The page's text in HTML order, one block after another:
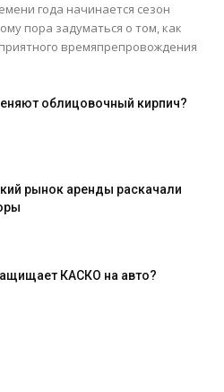
года начинается сезон
пора задуматься о том, как
времяпрепровождения
облицовочный кирпич?
рынок аренды раскачали
КАСКО на авто?